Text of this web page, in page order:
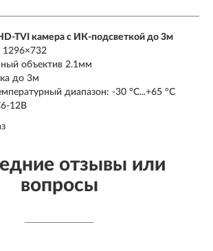
TVI камера с ИК-подсветкой до 3м
1296×732
объектив 2.1мм
до 3м
диапазон: -30 °C...+65 °C
12В
отзывы или
вопросы